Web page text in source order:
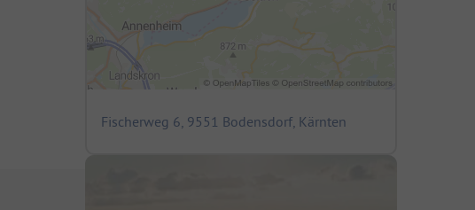
Fischerweg 6, 9551 Bodensdorf, Kärnten